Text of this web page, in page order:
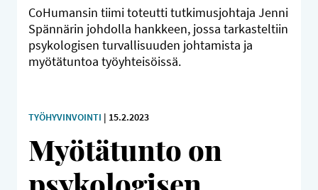
CoHumansin tiimi toteutti tutkimusjohtaja Jenni
Spännärin johdolla hankkeen, jossa tarkasteltiin
psykologisen turvallisuuden johtamista ja
myötätuntoa työyhteisöissä.
TYÖHYVINVOINTI | 15.2.2023
Myötätunto on